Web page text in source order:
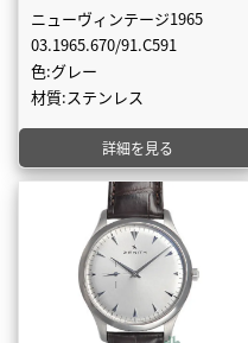
ニューヴィンテージ1965
03.1965.670/91.C591
色:グレー
材質:ステンレス
詳細を見る